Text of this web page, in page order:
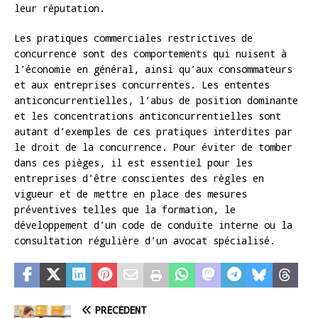
leur réputation.
Les pratiques commerciales restrictives de
concurrence sont des comportements qui nuisent à
l’économie en général, ainsi qu’aux consommateurs
et aux entreprises concurrentes. Les ententes
anticoncurrentielles, l’abus de position dominante
et les concentrations anticoncurrentielles sont
autant d’exemples de ces pratiques interdites par
le droit de la concurrence. Pour éviter de tomber
dans ces pièges, il est essentiel pour les
entreprises d’être conscientes des règles en
vigueur et de mettre en place des mesures
préventives telles que la formation, le
développement d’un code de conduite interne ou la
consultation régulière d’un avocat spécialisé.
PRÉCÉDENT